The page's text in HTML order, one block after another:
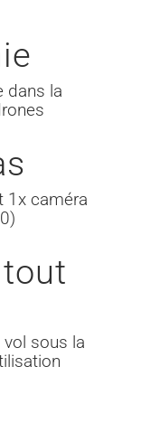
dans la
1x caméra
vol sous la